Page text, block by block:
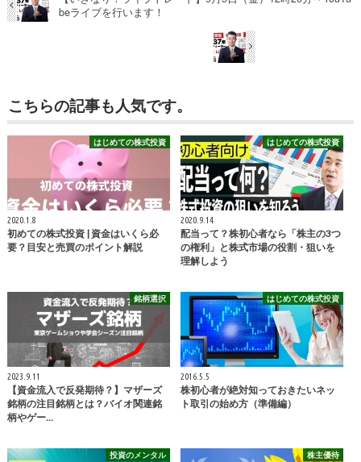
beライブを行います！
こちらの記事も人気です。
はじめての株式投資
2020.1.8
初めての株式投資 | 資金はいくら必
要？目安と売買のポイント解説
はじめての株式投資
2020.9.14
配当って？株初心者なら「株主の3つ
の権利」と株式市場の役割・狙いを
理解しよう
銘柄選択
2023.9.11
【資金流入で反発期待？】マザーズ
銘柄の注目銘柄とは？バイオ関連銘
柄やゲー…
はじめての株式投資
2016.5.5
株初心者が絶対知っておきたいネッ
ト取引の始め方（準備編）
投資のメンタル 株主優待